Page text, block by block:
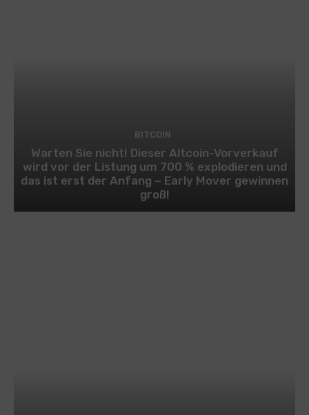
BITCOIN
Warten Sie nicht! Dieser Altcoin-Vorverkauf
wird vor der Listung um 700 % explodieren und
das ist erst der Anfang – Early Mover gewinnen
groß!